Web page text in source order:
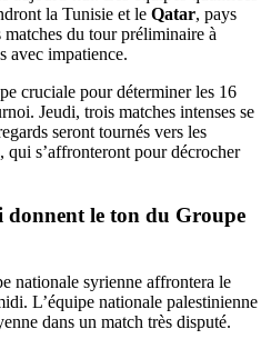
la Tunisie et le Qatar, pays
du tour préliminaire à
avec impatience.
cruciale pour déterminer les 16
Jeudi, trois matches intenses se
seront tournés vers les
qui s’affronteront pour décrocher
donnent le ton du Groupe
nationale syrienne affrontera le
L’équipe nationale palestinienne
dans un match très disputé.